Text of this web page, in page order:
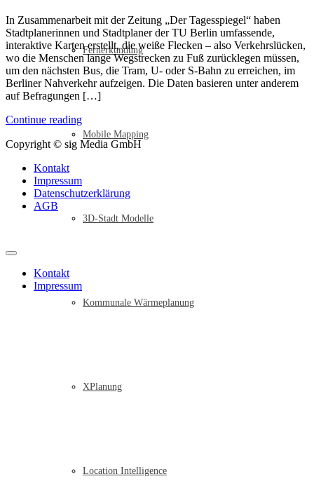
Fernerkundung
Mobile Mapping
3D-Stadt Modelle
Kommunale Wärmeplanung
XPlanung
Location Intelligence
In Zusammenarbeit mit der Zeitung „Der Tagesspiegel“ haben
Stadtplanerinnen und Stadtplaner der TU Berlin umfassende,
interaktive Karten erstellt, die weiße Flecken – also Verkehrslücken,
wo die Menschen lange Wegstrecken zu Fuß zurücklegen müssen,
um den nächsten Bus, die Tram, U- oder S-Bahn zu erreichen, im
Berliner Nahverkehr aufzeigen. Die Daten basieren unter anderem
auf Befragungen […]
Continue reading
Copyright © sig Media GmbH
Kontakt
Impressum
Datenschutzerklärung
AGB
Kontakt
Impressum